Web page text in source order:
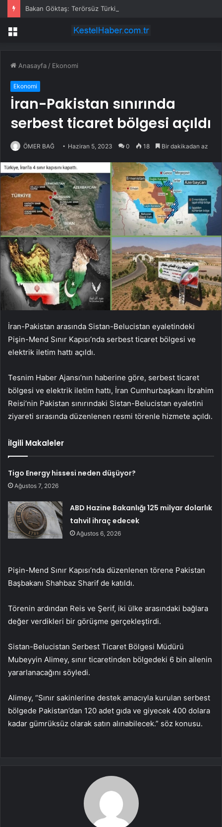
Bakan Göktaş: Terörsüz Türkiye tarihi bir adımdır
Menü
Anasayfa / Ekonomi
Ekonomi
İran-Pakistan sınırında
serbest ticaret bölgesi açıldı
ÖMER BAĞ Haziran 5, 2023 0 18 Bir dakikadan az
İran-Pakistan arasında Sistan-Belucistan eyaletindeki
Pişin-Mend Sınır Kapısı’nda serbest ticaret bölgesi ve
elektrik iletim hattı açıldı.
Tesnim Haber Ajansı’nın haberine göre, serbest ticaret
bölgesi ve elektrik iletim hattı, İran Cumhurbaşkanı İbrahim
Reisi’nin Pakistan sınırındaki Sistan-Belucistan eyaletini
ziyareti sırasında düzenlenen resmi törenle hizmete açıldı.
İlgili Makaleler
Tigo Energy hissesi neden düşüyor?
Ağustos 7, 2026
ABD Hazine Bakanlığı 125 milyar dolarlık
tahvil ihraç edecek
Ağustos 6, 2026
Pişin-Mend Sınır Kapısı’nda düzenlenen törene Pakistan
Başbakanı Shahbaz Sharif de katıldı.
Törenin ardından Reis ve Şerif, iki ülke arasındaki bağlara
değer verdikleri bir görüşme gerçekleştirdi.
Sistan-Belucistan Serbest Ticaret Bölgesi Müdürü
Mubeyyin Alimey, sınır ticaretinden bölgedeki 6 bin ailenin
yararlanacağını söyledi.
Alimey, “Sınır sakinlerine destek amacıyla kurulan serbest
bölgede Pakistan’dan 120 adet gıda ve giyecek 400 dolara
kadar gümrüksüz olarak satın alınabilecek.” söz konusu.